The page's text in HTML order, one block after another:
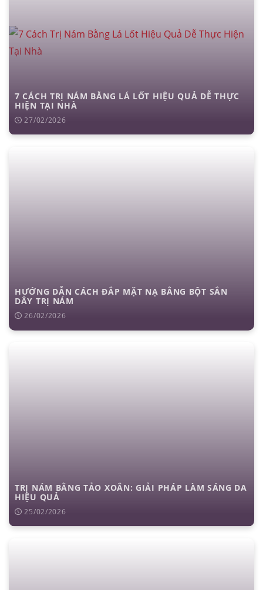
7 CÁCH TRỊ NÁM BẰNG LÁ LỐT HIỆU QUẢ DỄ THỰC
HIỆN TẠI NHÀ
27/02/2026
HƯỚNG DẪN CÁCH ĐẮP MẶT NẠ BẰNG BỘT SẮN
DÂY TRỊ NÁM
26/02/2026
TRỊ NÁM BẰNG TẢO XOẮN: GIẢI PHÁP LÀM SÁNG DA
HIỆU QUẢ
25/02/2026